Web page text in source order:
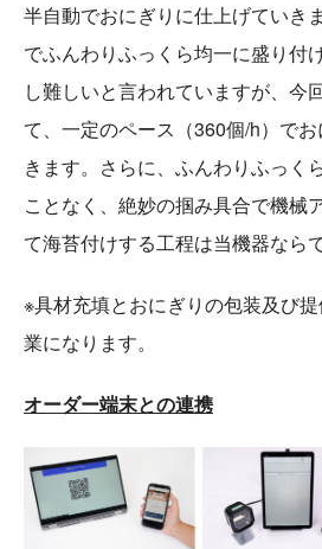
半自動でおにぎりに仕上げていき
でふんわりふっくら均一に盛り付
し難しいと言われていますが、今
て、一定のペース（360個/h）で
きます。さらに、ふんわりふっく
ことなく、絶妙の掴み具合で機械
て海苔付けする工程は当機器なら
※具材充填とおにぎりの包装及び
業になります。
オーダー端末との連携